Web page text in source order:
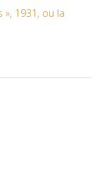
», 1931, ou la